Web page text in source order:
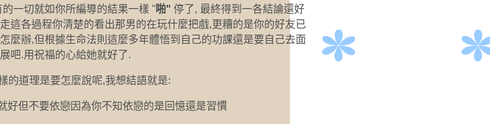
一切就如你所編導的結果一樣 "啪" 停了, 最終得到一各結論還好
這各過程你清楚的看出那男的在玩什麼把戲,更糟的是你的好友已
麼辦,但根據生命法則這麼多年體悟到自己的功課還是要自己去面
吧.用祝福的心給她就好了.
的道理是要怎麼說呢,我想結語就是:
好但不要依戀因為你不知依戀的是回憶還是習慣